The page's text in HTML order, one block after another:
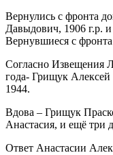
Вернулись с фронта
Давыдович, 1906 г.р.
Вернувшиеся с фронта
Согласно Извещения
года- Грищук Алексей
1944.
Вдова – Грищук
Анастасия, и ещё три
Ответ Анастасии